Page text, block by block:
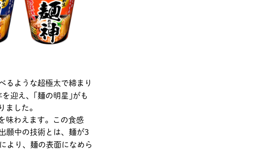
るような超極太で締まり
迎え、｢麺の明星｣がも
ました。
味わえます。この食感
願中の技術とは、麺が3
より、麺の表面になめら